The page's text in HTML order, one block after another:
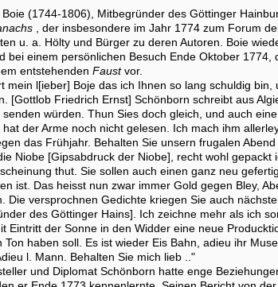
(1744-1806), Mitbegründer des Göttinger
, der insbesondere im Jahr 1774 zum Forum
u. a. Hölty und Bürger zu deren Autoren. Boie
bei einem persönlichen Besuch Ende Oktober 1774,
entstehenden Faustvor.
mein l[ieber] Boje das ich Ihnen so lang schuldig
[Gottlob Friedrich Ernst] Schönborn schreibt aus
würden. Thun Sies doch gleich, und auch
der Arme noch nicht gelesen. Ich mach ihm
das Frühjahr. Behalten Sie unsern frugalen
Niobe [Gipsabdruck der Niobe], recht wohl
thut. Sie sollen auch einen ganz neu
ist. Das heisst nun zwar immer Gold gegen Bley,
Die versprochnen Gedichte kriegen Sie auch
des Göttinger Hains]. Ich zeichne mehr als ich
Eintritt der Sonne in den Widder eine neue
Ton haben soll. Es ist wieder Eis Bahn, adieu ihr
l. Mann. Behalten Sie mich lieb .."
und Diplomat Schönborn hatte enge